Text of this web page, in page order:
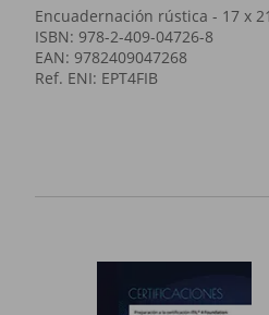
Encuadernación rústica - 17 x
ISBN: 978-2-409-04726-8
EAN: 9782409047268
Ref. ENI: EPT4FIB